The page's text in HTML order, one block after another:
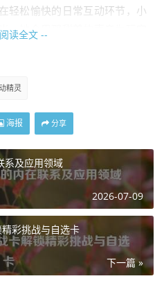
轻松愉快的日常互动环节，小
，她会用那甜美的声音为玩家
友提供关键的信息，她那看似
战局的关键因素，她在枪林弹
击时宛如一只敏捷的小鹿，让
功躲避后忍不住欢呼喝彩。
动，她会精心策划各种有趣的
够尽情享受竞技的乐趣，她总
活动都充满了惊喜和欢笑。
里的一股清泉，给玩家们带来
己独特的魅力，成为了众多玩
的世界因为她而更加精
读全文 --
精灵
海报 分享
系及应用领域
2026-07-09
彩挑战与自选卡
下一篇 »